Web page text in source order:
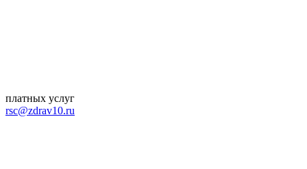
платных услуг
rsc@zdrav10.ru